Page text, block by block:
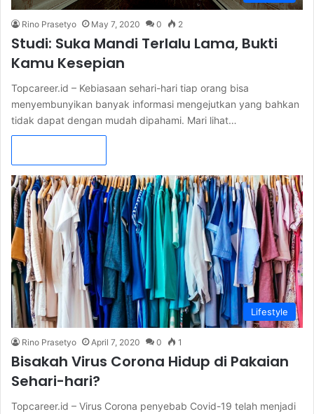
Rino Prasetyo May 7, 2020 0 2
Studi: Suka Mandi Terlalu Lama, Bukti
Kamu Kesepian
Topcareer.id – Kebiasaan sehari-hari tiap orang bisa
menyembunyikan banyak informasi mengejutkan yang bahkan
tidak dapat dengan mudah dipahami. Mari lihat…
Lifestyle
Rino Prasetyo April 7, 2020 0 1
Bisakah Virus Corona Hidup di Pakaian
Sehari-hari?
Topcareer.id – Virus Corona penyebab Covid-19 telah menjadi